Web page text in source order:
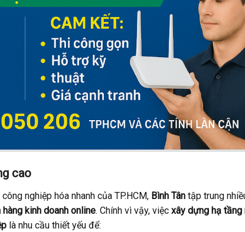
cao
nghiệp hóa nhanh của TP.HCM, Bình Tân tập trung
kinh doanh online. Chính vì vậy, việc xây dựng hạ tầng
là nhu cầu thiết yếu để: